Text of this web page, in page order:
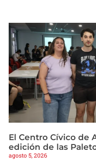
El Centro Cívico de
edición de las
agosto 5, 2026